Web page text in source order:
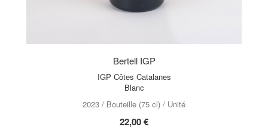
Bertell IGP
IGP Côtes Catalanes
Blanc
2023 / Bouteille (75 cl) / Unité
22,00 €